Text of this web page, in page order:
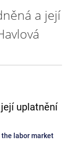
a její
uplatnění
labor market